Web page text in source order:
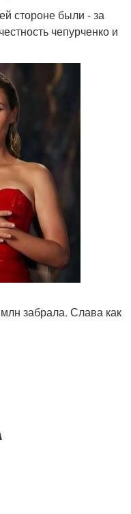
стороне были - за
чепурченко и
забрала. Слава как